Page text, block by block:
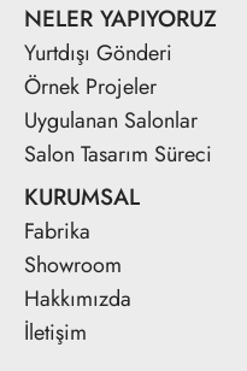
NELER YAPIYORUZ
Yurtdışı Gönderi
Örnek Projeler
Uygulanan Salonlar
Salon Tasarım Süreci
KURUMSAL
Fabrika
Showroom
Hakkımızda
İletişim